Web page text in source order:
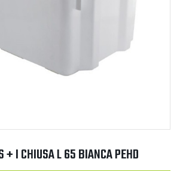
+ I CHIUSA L 65 BIANCA PEHD